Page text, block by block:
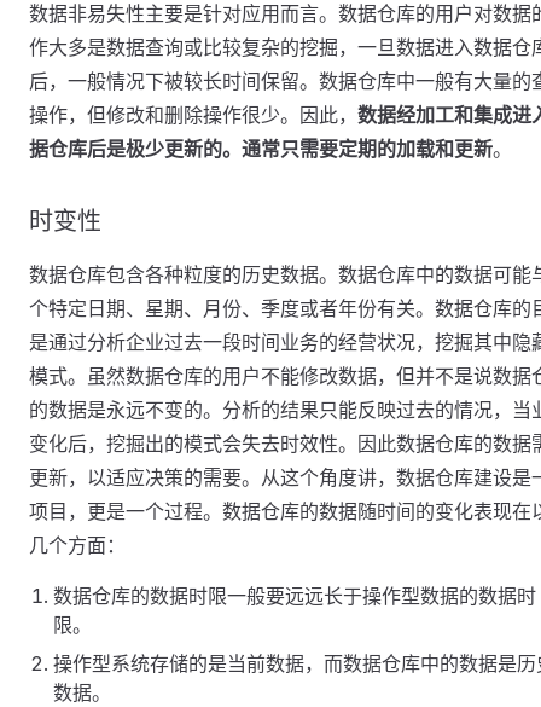
数据非易失性主要是针对应用而言。数据仓库的用户对数据
作大多是数据查询或比较复杂的挖掘，一旦数据进入数据仓
后，一般情况下被较长时间保留。数据仓库中一般有大量的
操作，但修改和删除操作很少。因此， 数据经加工和集成进
据仓库后是极少更新的。通常只需要定期的加载和更新。
时变性
数据仓库包含各种粒度的历史数据。数据仓库中的数据可能
个特定日期、星期、月份、季度或者年份有关。数据仓库的
是通过分析企业过去一段时间业务的经营状况，挖掘其中隐
模式。虽然数据仓库的用户不能修改数据，但并不是说数据
的数据是永远不变的。分析的结果只能反映过去的情况，当
变化后，挖掘出的模式会失去时效性。因此数据仓库的数据
更新，以适应决策的需要。从这个角度讲，数据仓库建设是
项目，更是一个过程。数据仓库的数据随时间的变化表现在
几个方面：
数据仓库的数据时限一般要远远长于操作型数据的数据时
限。
操作型系统存储的是当前数据，而数据仓库中的数据是历
数据。